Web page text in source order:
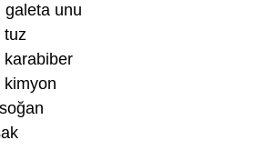
galeta unu
tuz
karabiber
kimyon